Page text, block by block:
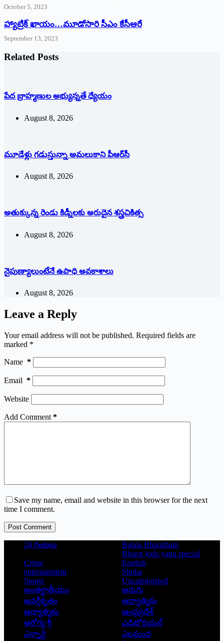
October 5, 2023
హ్యాట్రిక్‌ ‌ఖాయం…మూడోసారి సీఎం కేసీఆరే
September 13, 2023
Related Posts
పేద బ్రాహ్మణుల అభ్యున్నతే ధ్యేయం
August 8, 2026
మూడేళ్లు గ‌డుస్తున్నా అమ‌లుకాని పీఆర్‌సీ
August 8, 2026
అతుక్కున్న రెండు కిడ్నీలకు అరుదైన శస్త్రచికిత్స
August 8, 2026
నైపుణ్యాలుంటేనే ఉపాధి అవకాశాలు
August 8, 2026
Leave a Reply
Your email address will not be published. Required fields are
marked *
Name *
Email *
Website
Add Comment *
Save my name, email and website in this browser for the next
time I comment.
Post Comment
24 గంటలు
Balala Bharatham
Bharat jodo yatra special
Crime
English
entertainment
Shoba
Sports
Uncategorized
అంతర్జాతీయం
అరుగు
అవర్గీకృతం
ఆద్యాత్మికం
ఆధ్యాత్మికం
ఆంధ్రప్రదేశ్
ఆరోగ్య శ్రీ
ఎడిటోరియల్
ఎన్నారై
ఎలమంద